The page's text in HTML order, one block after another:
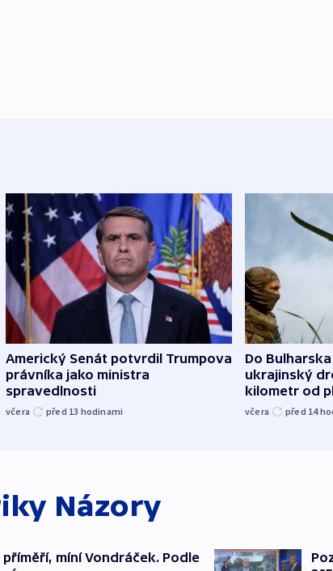
Americký Senát potvrdil Trumpova
právníka jako ministra
spravedlnosti
včera před 13 hodinami
Do
ukrajinský
kilometr od
včera před 14
Názory
míní Vondráček. Podle